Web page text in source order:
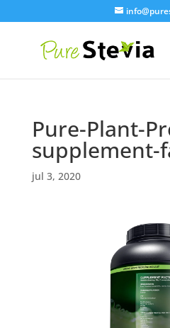
Pure-Plant-
supplement-
jul 3, 2020